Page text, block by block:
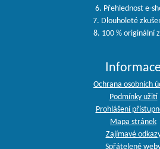
6. Přehlednost e-
7. Dlouholeté
8. 100 % originální
Ochrana osobních
Podmínky užití
Prohlášení
Mapa stránek
Zajímavé
Spřátelené